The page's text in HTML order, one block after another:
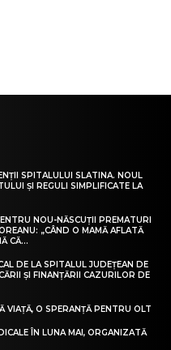
SPITALULUI SLATINA. NOUL
ȘI REGULI SIMPLIFICATE LA
NOU-NĂSCUȚII PREMATURI
„CÂND O MAMĂ AFLATĂ
CĂ...
DE LA SPITALUL JUDEȚEAN DE
ȘI FINANȚĂRII CAZURILOR DE
VIAȚĂ, O SPERANȚĂ PENTRU OLT
ÎN LUNA MAI, ORGANIZATĂ